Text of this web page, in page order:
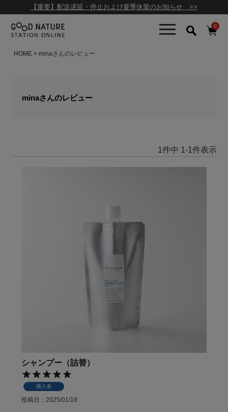
【重要】配送遅延・停止および夏季休業のお知らせ >>
0
HOME minaさんのレビュー
minaさんのレビュー
1 件中 1 -1 件表示
シャンプー（詰替）
購入者
投稿日 2025/01/18